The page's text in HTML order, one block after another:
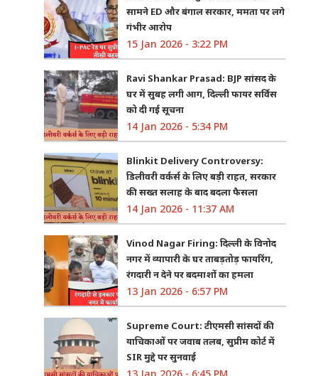
सामने ED और बंगाल सरकार, ममता पर लगे
गंभीर आरोप
15 Jan 2026 - 3:22 PM
Ravi Shankar Prasad: BJP सांसद के
घर में सुबह लगी आग, दिल्ली फायर सर्विस
को दी गई सूचना
14 Jan 2026 - 5:34 PM
Blinkit Delivery Controversy:
डिलीवरी वर्कर्स के लिए बड़ी राहत, सरकार
की सख्त सलाह के बाद बदला फैसला
14 Jan 2026 - 11:37 AM
Vinod Nagar Firing: दिल्ली के विनोद
नगर में व्यापारी के घर ताबड़तोड़ फायरिंग,
रंगदारी न देने पर बदमाशों का हमला
13 Jan 2026 - 6:57 PM
Supreme Court: टीएमसी सांसदों की
याचिकाओं पर जवाब तलब, सुप्रीम कोर्ट में
SIR मुद्दे पर सुनवाई
13 Jan 2026 - 6:45 PM